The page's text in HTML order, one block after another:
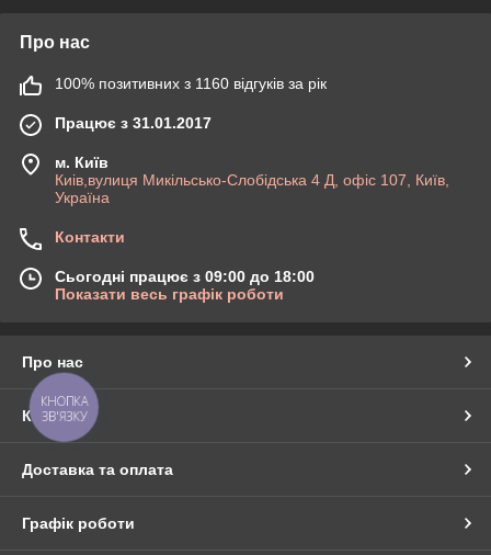
Про нас
100% позитивних з 1160 відгуків за рік
Працює з 31.01.2017
м. Київ
Киів,вулиця Микільсько-Слобідська 4 Д, офіс 107, Київ,
Україна
Контакти
Сьогодні працює з 09:00 до 18:00
Показати весь графік роботи
Про нас
Контакти
Доставка та оплата
Графік роботи
КНОПКА
ЗВ'ЯЗКУ